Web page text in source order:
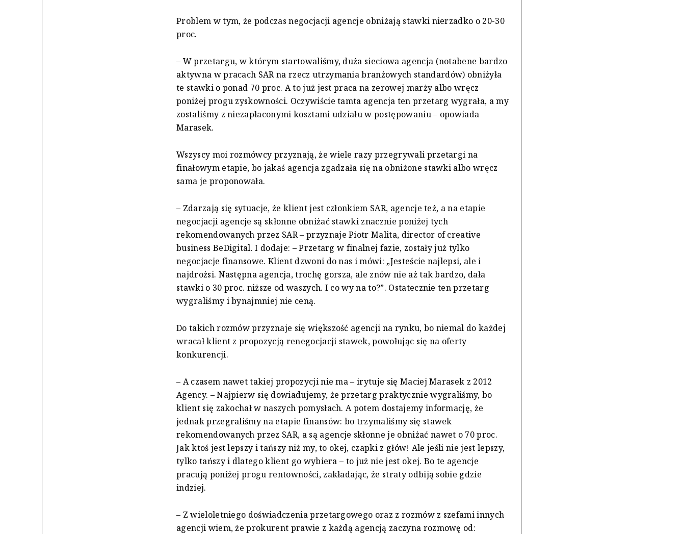
Problem w tym, że podczas negocjacji agencje obniżają stawki nierzadko o 20-30
proc.
– W przetargu, w którym startowaliśmy, duża sieciowa agencja (notabene bardzo
aktywna w pracach SAR na rzecz utrzymania branżowych standardów) obniżyła
te stawki o ponad 70 proc. A to już jest praca na zerowej marży albo wręcz
poniżej progu zyskowności. Oczywiście tamta agencja ten przetarg wygrała, a my
zostaliśmy z niezapłaconymi kosztami udziału w postępowaniu – opowiada
Marasek.
Wszyscy moi rozmówcy przyznają, że wiele razy przegrywali przetargi na
finałowym etapie, bo jakaś agencja zgadzała się na obniżone stawki albo wręcz
sama je proponowała.
– Zdarzają się sytuacje, że klient jest członkiem SAR, agencje też, a na etapie
negocjacji agencje są skłonne obniżać stawki znacznie poniżej tych
rekomendowanych przez SAR – przyznaje Piotr Malita, director of creative
business BeDigital. I dodaje: – Przetarg w finalnej fazie, zostały już tylko
negocjacje finansowe. Klient dzwoni do nas i mówi: „Jesteście najlepsi, ale i
najdrożsi. Następna agencja, trochę gorsza, ale znów nie aż tak bardzo, dała
stawki o 30 proc. niższe od waszych. I co wy na to?”. Ostatecznie ten przetarg
wygraliśmy i bynajmniej nie ceną.
Do takich rozmów przyznaje się większość agencji na rynku, bo niemal do każdej
wracał klient z propozycją renegocjacji stawek, powołując się na oferty
konkurencji.
– A czasem nawet takiej propozycji nie ma – irytuje się Maciej Marasek z 2012
Agency. – Najpierw się dowiadujemy, że przetarg praktycznie wygraliśmy, bo
klient się zakochał w naszych pomysłach. A potem dostajemy informację, że
jednak przegraliśmy na etapie finansów: bo trzymaliśmy się stawek
rekomendowanych przez SAR, a są agencje skłonne je obniżać nawet o 70 proc.
Jak ktoś jest lepszy i tańszy niż my, to okej, czapki z głów! Ale jeśli nie jest lepszy,
tylko tańszy i dlatego klient go wybiera – to już nie jest okej. Bo te agencje
pracują poniżej progu rentowności, zakładając, że straty odbiją sobie gdzie
indziej.
– Z wieloletniego doświadczenia przetargowego oraz z rozmów z szefami innych
agencji wiem, że prokurent prawie z każdą agencją zaczyna rozmowę od: